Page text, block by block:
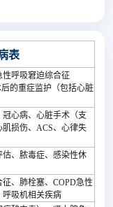
表
呼吸窘迫综合征
的重症监护（包括心脏
心病、心脏手术（支
损伤、ACS、心律失
、脓毒症、感染性休
、肺栓塞、COPD急性
呼吸机相关疾病